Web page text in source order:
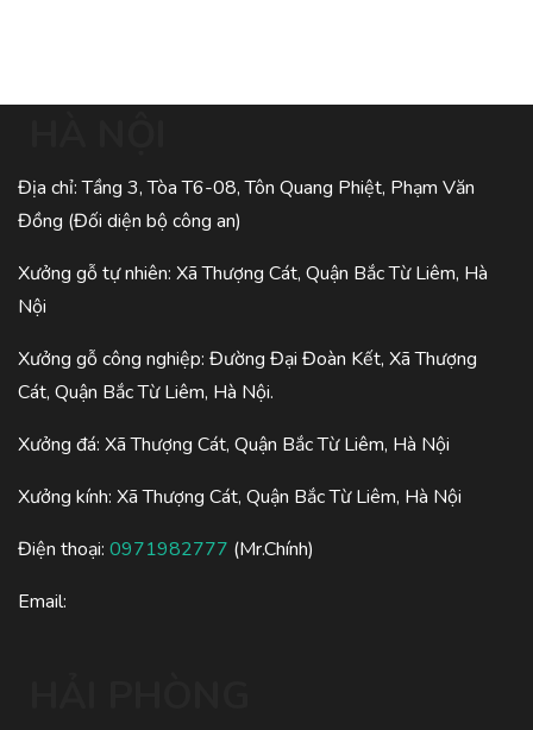
Địa chỉ: Tầng 3, Tòa T6-08, Tôn Quang Phiệt, Phạm Văn
Đồng (Đối diện bộ công an)
Xưởng gỗ tự nhiên: Xã Thượng Cát, Quận Bắc Từ Liêm, Hà
Nội
Xưởng gỗ công nghiệp: Đường Đại Đoàn Kết, Xã Thượng
Cát, Quận Bắc Từ Liêm, Hà Nội.
Xưởng đá: Xã Thượng Cát, Quận Bắc Từ Liêm, Hà Nội
Xưởng kính: Xã Thượng Cát, Quận Bắc Từ Liêm, Hà Nội
Điện thoại: 0971982777 (Mr.Chính)
Email: